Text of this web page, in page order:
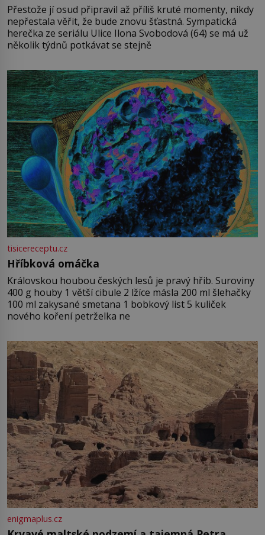
Přestože jí osud připravil až příliš kruté momenty, nikdy
nepřestala věřit, že bude znovu šťastná. Sympatická
herečka ze seriálu Ulice Ilona Svobodová (64) se má už
několik týdnů potkávat se stejně
tisicereceptu.cz
Hříbková omáčka
Královskou houbou českých lesů je pravý hřib. Suroviny
400 g houby 1 větší cibule 2 lžíce másla 200 ml šlehačky
100 ml zakysané smetana 1 bobkový list 5 kuliček
nového koření petrželka ne
enigmaplus.cz